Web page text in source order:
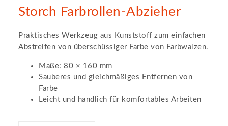
Storch Farbrollen-Abzieher
Praktisches Werkzeug aus Kunststoff zum einfachen
Abstreifen von überschüssiger Farbe von Farbwalzen.
Maße: 80 × 160 mm
Sauberes und gleichmäßiges Entfernen von
Farbe
Leicht und handlich für komfortables Arbeiten